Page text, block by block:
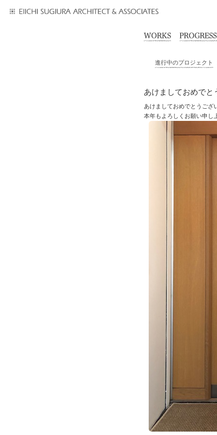
進行中のプロジェクト
あけましておめでと
あけましておめでとうござ
本年もよろしくお願い申し